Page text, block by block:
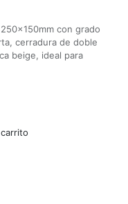
con grado
cerradura de doble
beige, ideal para